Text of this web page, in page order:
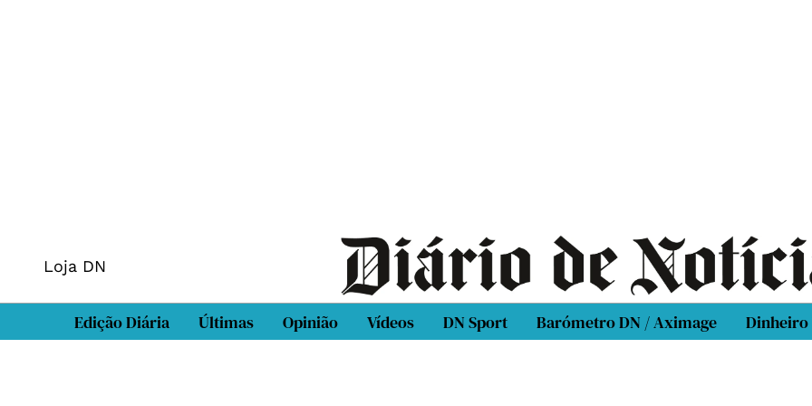
Loja DN
Edição Diária Últimas Opinião Vídeos DN Sport Barómetro DN / Aximage Dinheiro